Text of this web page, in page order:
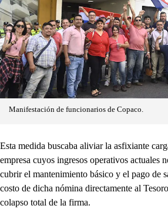
Manifestación de funcionarios de Copaco.
Esta medida buscaba aliviar la asfixiante
empresa cuyos ingresos operativos actuales
cubrir el mantenimiento básico y el pago de
costo de dicha nómina directamente al
colapso total de la firma.